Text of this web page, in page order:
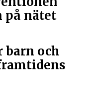
på nätet
barn och